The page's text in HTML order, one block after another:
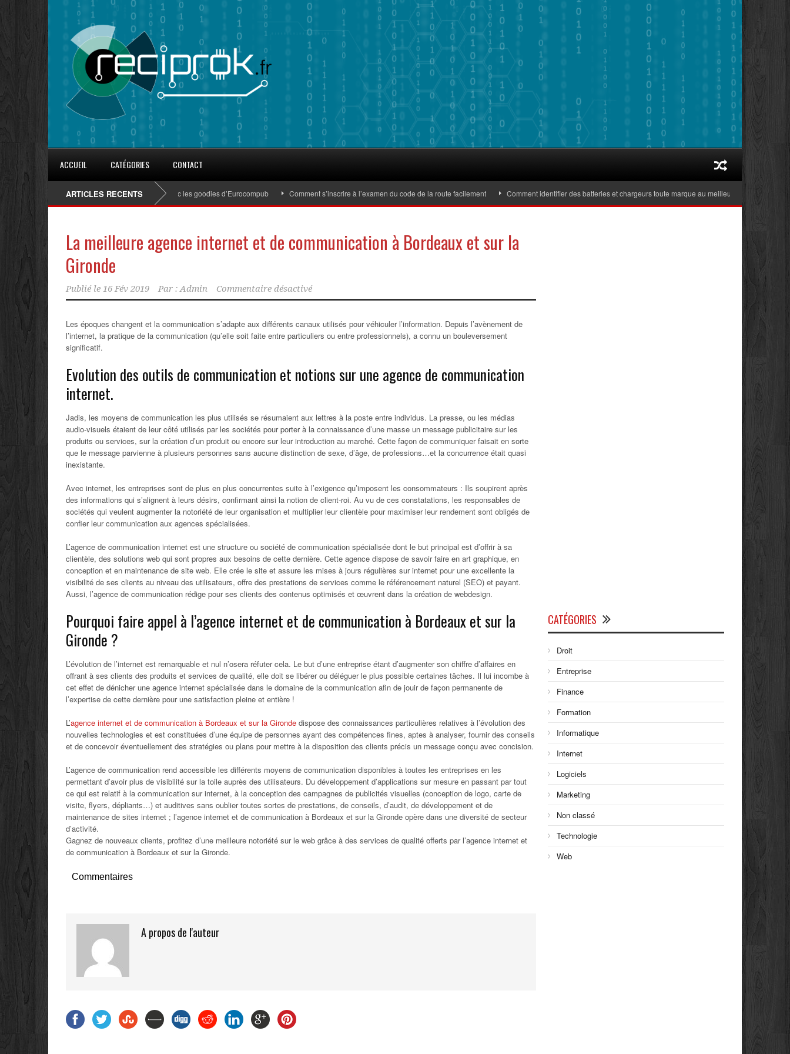
ACCUEIL CATÉGORIES CONTACT
ARTICLES RECENTS
8 conseils pour fidéliser avec les goodies d’Eurocompub Comment s’inscrire à l’examen du code de la route facilement Comment identifier des batteries et chargeurs toute marque au meilleur prix adaptés aux
La meilleure agence internet et de communication à Bordeaux et sur la
Gironde
Publié le 16 Fév 2019 Par : Admin Commentaire désactivé
Les époques changent et la communication s’adapte aux différents canaux utilisés pour véhiculer l’information. Depuis l’avènement de
l’internet, la pratique de la communication (qu’elle soit faite entre particuliers ou entre professionnels), a connu un bouleversement
significatif.
Evolution des outils de communication et notions sur une agence de communication
internet.
Jadis, les moyens de communication les plus utilisés se résumaient aux lettres à la poste entre individus. La presse, ou les médias
audio-visuels étaient de leur côté utilisés par les sociétés pour porter à la connaissance d’une masse un message publicitaire sur les
produits ou services, sur la création d’un produit ou encore sur leur introduction au marché. Cette façon de communiquer faisait en sorte
que le message parvienne à plusieurs personnes sans aucune distinction de sexe, d’âge, de professions…et la concurrence était quasi
inexistante.
Avec internet, les entreprises sont de plus en plus concurrentes suite à l’exigence qu’imposent les consommateurs : Ils soupirent après
des informations qui s’alignent à leurs désirs, confirmant ainsi la notion de client-roi. Au vu de ces constatations, les responsables de
sociétés qui veulent augmenter la notoriété de leur organisation et multiplier leur clientèle pour maximiser leur rendement sont obligés de
confier leur communication aux agences spécialisées.
L’agence de communication internet est une structure ou société de communication spécialisée dont le but principal est d’offrir à sa
clientèle, des solutions web qui sont propres aux besoins de cette dernière. Cette agence dispose de savoir faire en art graphique, en
conception et en maintenance de site web. Elle crée le site et assure les mises à jours régulières sur internet pour une excellente la
visibilité de ses clients au niveau des utilisateurs, offre des prestations de services comme le référencement naturel (SEO) et payant.
Aussi, l’agence de communication rédige pour ses clients des contenus optimisés et œuvrent dans la création de webdesign.
Pourquoi faire appel à l’agence internet et de communication à Bordeaux et sur la
Gironde ?
L’évolution de l’internet est remarquable et nul n’osera réfuter cela. Le but d’une entreprise étant d’augmenter son chiffre d’affaires en
offrant à ses clients des produits et services de qualité, elle doit se libérer ou déléguer le plus possible certaines tâches. Il lui incombe à
cet effet de dénicher une agence internet spécialisée dans le domaine de la communication afin de jouir de façon permanente de
l’expertise de cette dernière pour une satisfaction pleine et entière !
L’agence internet et de communication à Bordeaux et sur la Gironde dispose des connaissances particulières relatives à l’évolution des
nouvelles technologies et est constituées d’une équipe de personnes ayant des compétences fines, aptes à analyser, fournir des conseils
et de concevoir éventuellement des stratégies ou plans pour mettre à la disposition des clients précis un message conçu avec concision.
L’agence de communication rend accessible les différents moyens de communication disponibles à toutes les entreprises en les
permettant d’avoir plus de visibilité sur la toile auprès des utilisateurs. Du développement d’applications sur mesure en passant par tout
ce qui est relatif à la communication sur internet, à la conception des campagnes de publicités visuelles (conception de logo, carte de
visite, flyers, dépliants…) et auditives sans oublier toutes sortes de prestations, de conseils, d’audit, de développement et de
maintenance de sites internet ; l’agence internet et de communication à Bordeaux et sur la Gironde opère dans une diversité de secteur
d’activité.
Gagnez de nouveaux clients, profitez d’une meilleure notoriété sur le web grâce à des services de qualité offerts par l’agence internet et
de communication à Bordeaux et sur la Gironde.
Commentaires
A propos de l'auteur
CATÉGORIES
Droit
Entreprise
Finance
Formation
Informatique
Internet
Logiciels
Marketing
Non classé
Technologie
Web